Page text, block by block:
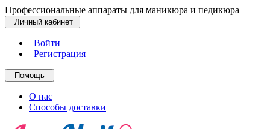
Профессиональные аппараты для маникюра и педикюра
Личный кабинет
Войти
Регистрация
Помощь
О нас
Способы доставки